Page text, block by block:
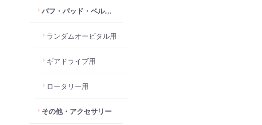
バフ・パッド・ベルクロパッド
ランダムオービタル用
ギアドライブ用
ロータリー用
その他・アクセサリー